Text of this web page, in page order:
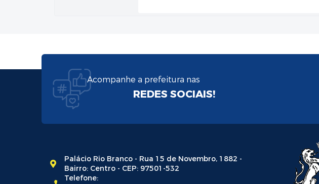
Acompanhe a prefeitura nas
REDES SOCIAIS!
Palácio Rio Branco - Rua 15 de Novembro, 1882 -
Bairro: Centro - CEP: 97501-532
Telefone: